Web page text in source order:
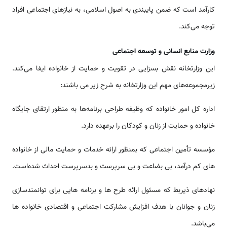
کارآمد است که ضمن پایبندی به اصول اسلامی، به نیازهای اجتماعی افراد
توجه می‌کند.
وزارت منابع انسانی و توسعه اجتماعی
این وزارتخانه نقش بسزایی در تقویت و حمایت از خانواده ایفا می‌کند.
زیرمجموعه‌های مهم این وزارتخانه به شرح زیر می باشند:
اداره کل امور خانواده که وظیفه طراحی برنامه‌ها به منظور ارتقای جایگاه
خانواده و حمایت از زنان و کودکان را برعهده دارد.
مؤسسه تأمین اجتماعی که بمنظور ارائه خدمات و حمایت مالی از خانواده
های کم درآمد، بی بضاعت و بی سرپرست و بدسرپرست احداث شده‌است.
نهادهای ذیربط که مسئول ارائه طرح ها و برنامه هایی برای توانمندسازی
زنان و جوانان با هدف افزایش مشارکت اجتماعی و اقتصادی خانواده ها
می‌باشد.